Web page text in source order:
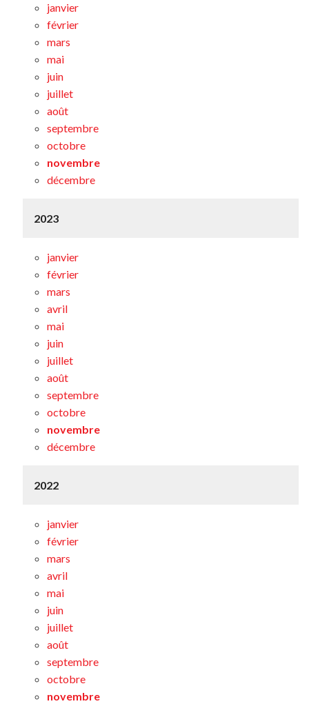
janvier
février
mars
mai
juin
juillet
août
septembre
octobre
novembre
décembre
2023
janvier
février
mars
avril
mai
juin
juillet
août
septembre
octobre
novembre
décembre
2022
janvier
février
mars
avril
mai
juin
juillet
août
septembre
octobre
novembre